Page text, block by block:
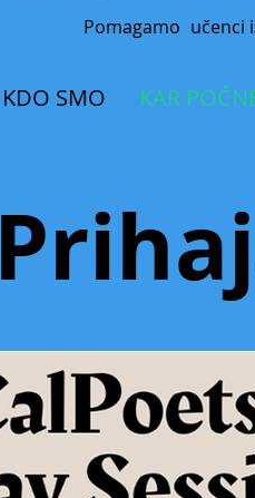
Pomagamo učenci
KDO SMO KAR